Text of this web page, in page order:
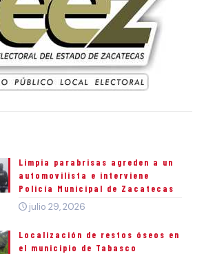
Limpia parabrisas agreden a un
automovilista e interviene
Policía Municipal de Zacatecas
julio 29, 2026
Localización de restos óseos en
el municipio de Tabasco